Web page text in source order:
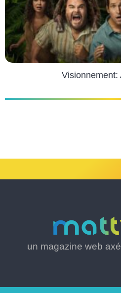
Visionnement:
un magazine web